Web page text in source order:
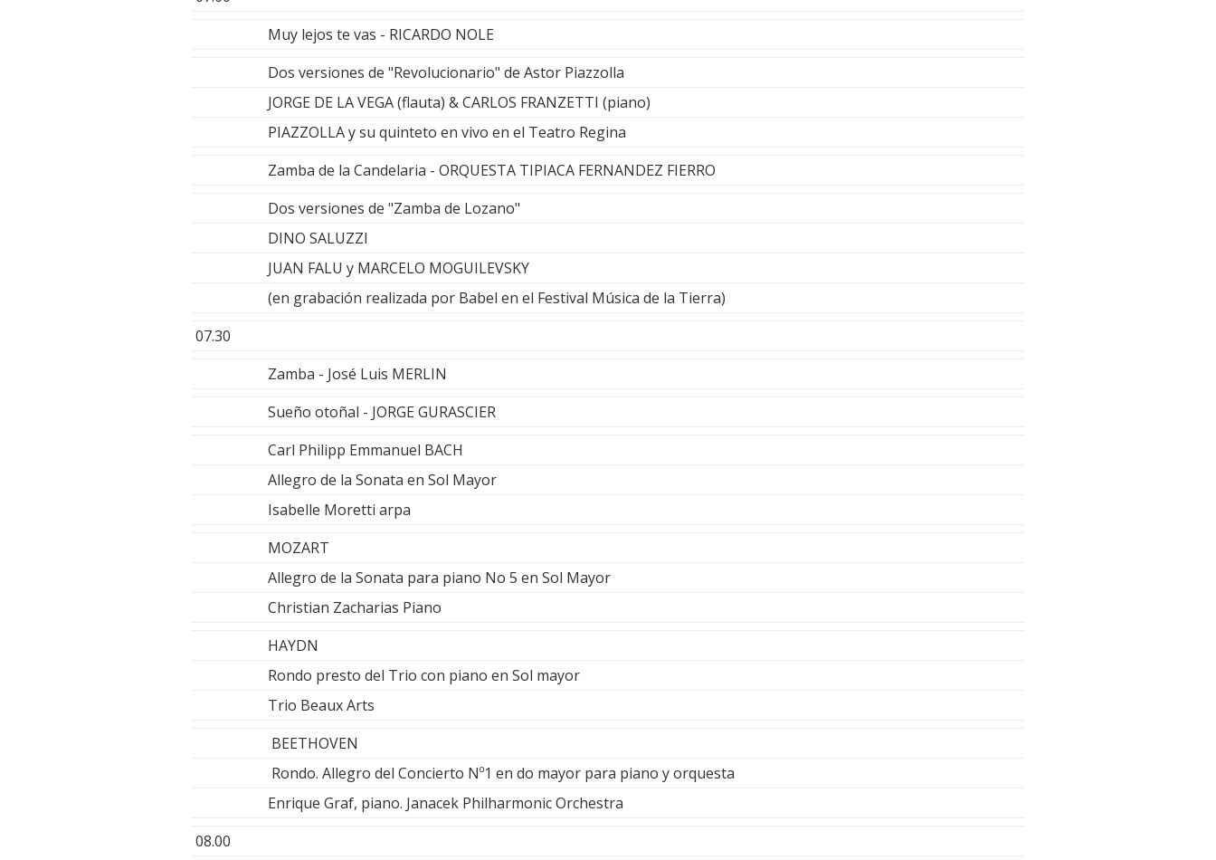
Muy lejos te vas - RICARDO NOLE
Dos versiones de "Revolucionario" de Astor Piazzolla
JORGE DE LA VEGA (flauta) & CARLOS FRANZETTI (piano)
PIAZZOLLA y su quinteto en vivo en el Teatro Regina
Zamba de la Candelaria - ORQUESTA TIPIACA FERNANDEZ FIERRO
Dos versiones de "Zamba de Lozano"
DINO SALUZZI
JUAN FALU y MARCELO MOGUILEVSKY
(en grabación realizada por Babel en el Festival Música de la Tierra)
07.30
Zamba - José Luis MERLIN
Sueño otoñal - JORGE GURASCIER
Carl Philipp Emmanuel BACH
Allegro de la Sonata en Sol Mayor
Isabelle Moretti arpa
MOZART
Allegro de la Sonata para piano No 5 en Sol Mayor
Christian Zacharias Piano
HAYDN
Rondo presto del Trio con piano en Sol mayor
Trio Beaux Arts
BEETHOVEN
Rondo. Allegro del Concierto Nº1 en do mayor para piano y orquesta
Enrique Graf, piano. Janacek Philharmonic Orchestra
08.00